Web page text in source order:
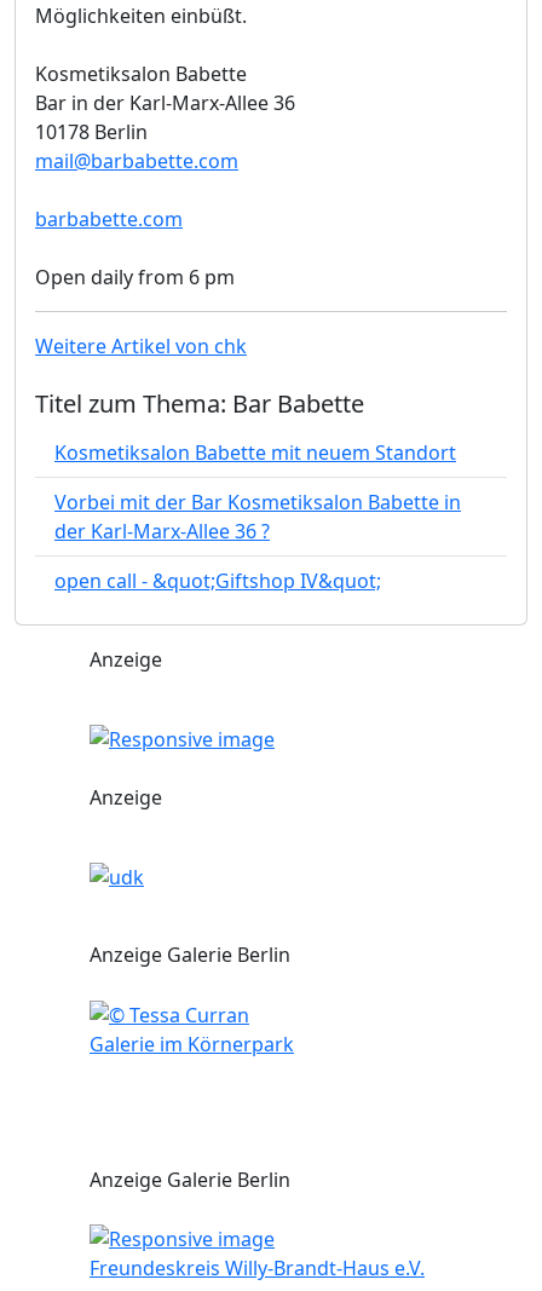
Möglichkeiten einbüßt.
Kosmetiksalon Babette
Bar in der Karl-Marx-Allee 36
10178 Berlin
mail@barbabette.com
barbabette.com
Open daily from 6 pm
Weitere Artikel von chk
Titel zum Thema: Bar Babette
Kosmetiksalon Babette mit neuem Standort
Vorbei mit der Bar Kosmetiksalon Babette in
der Karl-Marx-Allee 36 ?
open call - &quot;Giftshop IV&quot;
Anzeige
Anzeige
Anzeige Galerie Berlin
Galerie im Körnerpark
Anzeige Galerie Berlin
Freundeskreis Willy-Brandt-Haus e.V.